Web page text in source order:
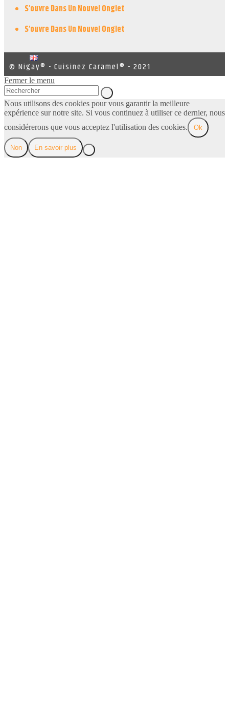
S’ouvre Dans Un Nouvel Onglet
S’ouvre Dans Un Nouvel Onglet
© Nigay® - Cuisinez Caramel® - 2021
Fermer le menu
Nous utilisons des cookies pour vous garantir la meilleure
expérience sur notre site. Si vous continuez à utiliser ce dernier, nous
considérerons que vous acceptez l'utilisation des cookies.
Ok
Non En savoir plus